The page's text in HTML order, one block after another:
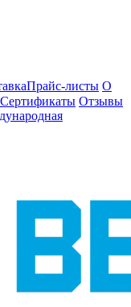
Прайс-листы О
Сертификаты Отзывы